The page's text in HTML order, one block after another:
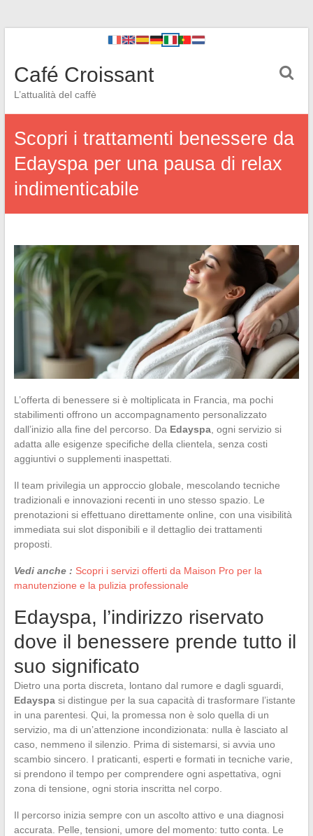
Café Croissant
L’attualità del caffè
Scopri i trattamenti benessere da
Edayspa per una pausa di relax
indimenticabile
L’offerta di benessere si è moltiplicata in Francia, ma pochi
stabilimenti offrono un accompagnamento personalizzato
dall’inizio alla fine del percorso. Da Edayspa, ogni servizio si
adatta alle esigenze specifiche della clientela, senza costi
aggiuntivi o supplementi inaspettati.
Il team privilegia un approccio globale, mescolando tecniche
tradizionali e innovazioni recenti in uno stesso spazio. Le
prenotazioni si effettuano direttamente online, con una visibilità
immediata sui slot disponibili e il dettaglio dei trattamenti
proposti.
Vedi anche : Scopri i servizi offerti da Maison Pro per la
manutenzione e la pulizia professionale
Edayspa, l’indirizzo riservato
dove il benessere prende tutto il
suo significato
Dietro una porta discreta, lontano dal rumore e dagli sguardi,
Edayspasi distingue per la sua capacità di trasformare l’istante
in una parentesi. Qui, la promessa non è solo quella di un
servizio, ma di un’attenzione incondizionata: nulla è lasciato al
caso, nemmeno il silenzio. Prima di sistemarsi, si avvia uno
scambio sincero. I praticanti, esperti e formati in tecniche varie,
si prendono il tempo per comprendere ogni aspettativa, ogni
zona di tensione, ogni storia inscritta nel corpo.
Il percorso inizia sempre con un ascolto attivo e una diagnosi
accurata. Pelle, tensioni, umore del momento: tutto conta. Le